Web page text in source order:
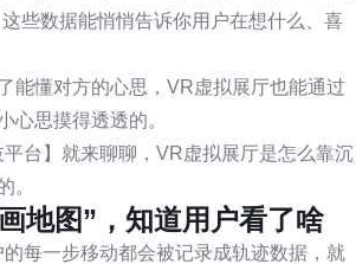
些数据能悄悄告诉你用户在想什么、喜
能懂对方的心思，VR虚拟展厅也能通过
心思摸得透透的。
台】就来聊聊，VR虚拟展厅是怎么靠沉
。
地图”，知道用户看了啥
的每一步移动都会被记录成轨迹数据，就